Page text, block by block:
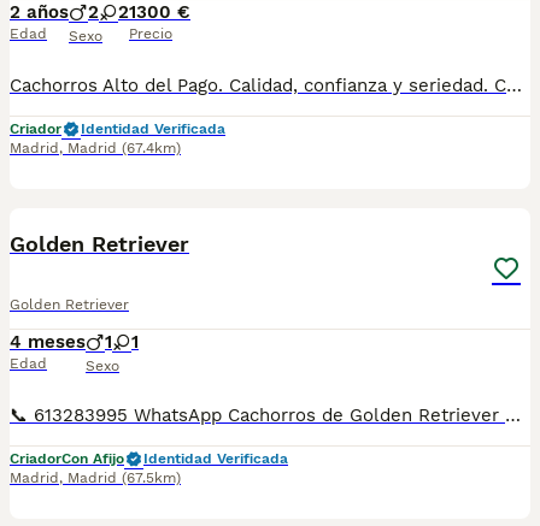
2 años
Edad
2 2
Sexo
1300 €
Precio
Cachorros Alto del Pago. Calidad, confianza y seriedad. Contacto : 679 67 30 10 Web : altodelpago.es Instagram : @altodelpago
Criador
Identidad Verificada
Madrid , Madrid (67.4km)
Golden Retriever
Golden Retriever
4 meses
Edad
1 1
Sexo
📞 613283995 WhatsApp Cachorros de Golden Retriever disponemos de machos y de hembras Entregamos nuestros pequeños cachorritos con todas las garantías y cuidados necesarios , disponemos de núcleo zoológico para crianza y venta de nuestros cachorros . ✅Desparasitaciones y vacunas correspondientes a su edad . ✅Cartilla de vacunación . ✅Revisiones veterinarias . ✅Garantías víricas de 15 días . ✅Garantías genéticas de un año . Seriedad , confianza y bienestar animal son nuestra prioridad . También ofrecemos transporte propio para nuestros pequeños cachorros a toda la península , el pago lo podéis hacer contra reembolso . (con coste adicional) . Mandamos a toda España . Disponemos de varias razas Si no esta la raza que queréis llámanos , intentaremos encontrártela , trabajamos con los mejores criadores de España .
CriadorCon Afijo
Identidad Verificada
Madrid , Madrid (67.5km)